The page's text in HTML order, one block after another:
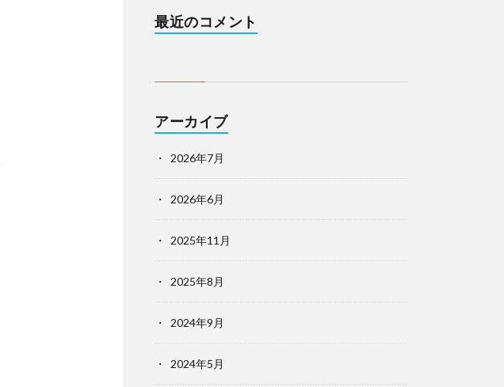
最近のコメント
アーカイブ
2026年7月
2026年6月
2025年11月
2025年8月
2024年9月
2024年5月